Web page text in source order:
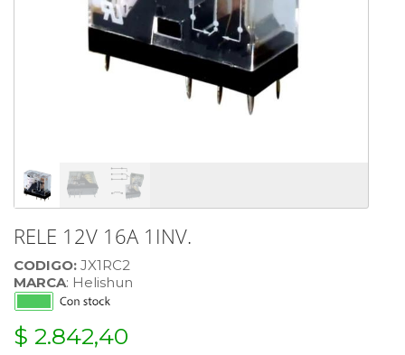
RELE 12V 16A 1INV.
CODIGO: JX1RC2
MARCA: Helishun
$ 2.842,40